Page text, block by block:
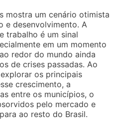
mostra um cenário otimista
e desenvolvimento. A
trabalho é um sinal
em um momento
redor do mundo ainda
de crises passadas. Ao
os principais
crescimento, a
entre os municípios, o
pelo mercado e
ao resto do Brasil.